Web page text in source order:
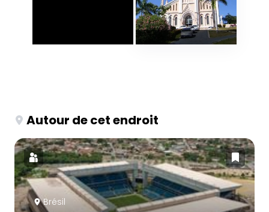
Autour de cet endroit
Brésil